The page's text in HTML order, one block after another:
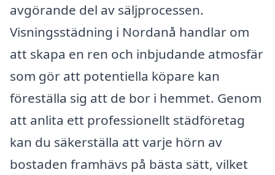
avgörande del av säljprocessen.
Visningsstädning i Nordanå handlar om
att skapa en ren och inbjudande atmosfär
som gör att potentiella köpare kan
föreställa sig att de bor i hemmet. Genom
att anlita ett professionellt städföretag
kan du säkerställa att varje hörn av
bostaden framhävs på bästa sätt, vilket